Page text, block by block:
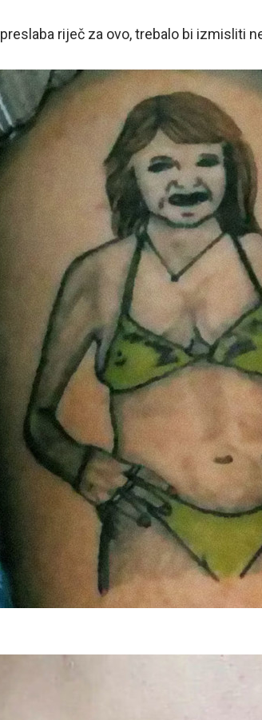
riječ za ovo, trebalo bi izmisliti